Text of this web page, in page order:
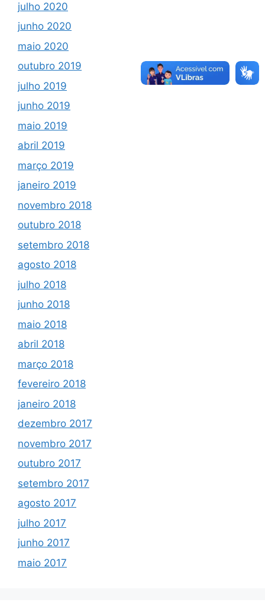
julho 2020
junho 2020
maio 2020
outubro 2019
julho 2019
junho 2019
maio 2019
abril 2019
março 2019
janeiro 2019
novembro 2018
outubro 2018
setembro 2018
agosto 2018
julho 2018
junho 2018
maio 2018
abril 2018
março 2018
fevereiro 2018
janeiro 2018
dezembro 2017
novembro 2017
outubro 2017
setembro 2017
agosto 2017
julho 2017
junho 2017
maio 2017